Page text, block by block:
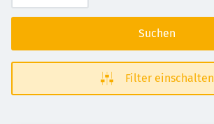
Suchen
Filter einschalten